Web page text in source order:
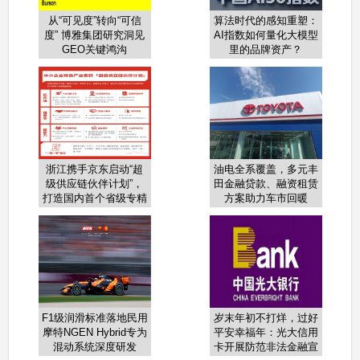
从“可见度”转向“可信
度” 博雅集团研究洞见
GEO关键鸿沟
算法时代的感知重塑：
AI指数如何量化大模型
里的品牌资产？
浙江携手京东启动“超
级供应链伙伴计划”，
打造国内首个省级专精
特新数字化转型综合服
务平台
油电全系覆盖，多元丰
田金融贷款、融资租赁
方案助力车市回暖
F1级润滑标准落地民用
摩特NGEN Hybrid专为
混动系统深度研发
岁末年初不打烊，过好
平安幸福年：光大信用
卡开展防范非法金融宣